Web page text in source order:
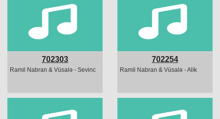
702303
Ramil Nabran & Vüsalə - Sevinc
702254
Ramil Nabran & Vüsalə - Alik